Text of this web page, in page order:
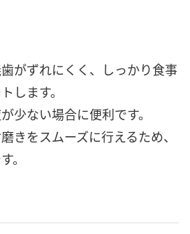
歯がずれにくく、しっかり食事
します。
少ない場合に便利です。
磨きをスムーズに行えるため、
。